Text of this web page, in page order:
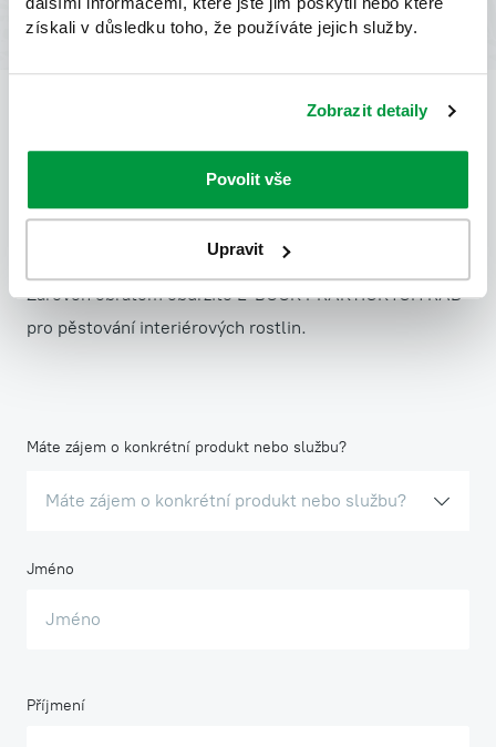
získali v důsledku toho, že používáte jejich služby.
Zobrazit detaily
Povolit vše
Upravit
Kontaktní formulář
Zároveň obratem obdržíte E-BOOK PRAKTICKÝCH RAD
pro pěstování interiérových rostlin.
Máte zájem o konkrétní produkt nebo službu?
Máte zájem o konkrétní produkt nebo službu?
Jméno
Příjmení